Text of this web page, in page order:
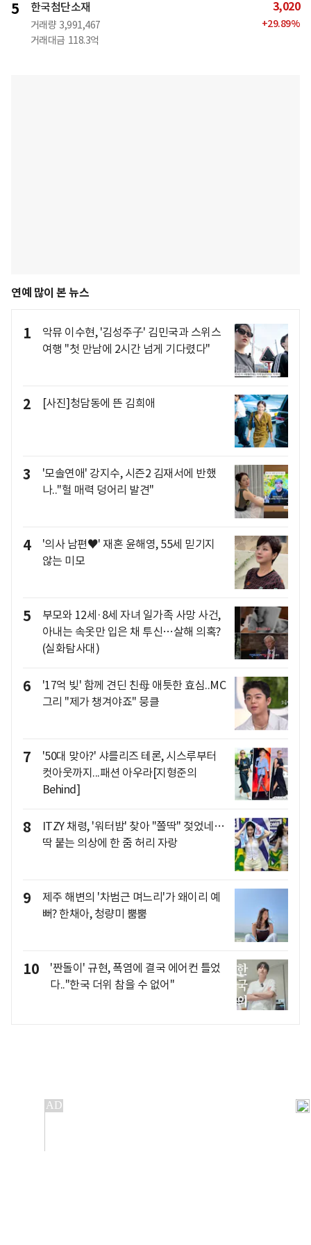
5 한국첨단소재
거래량 3,991,467
거래대금 118.3억
3,020
+29.89%
연예 많이 본 뉴스
1
악뮤 이수현, '김성주子' 김민국과 스위스
여행 "첫 만남에 2시간 넘게 기다렸다"
2 [사진]청담동에 뜬 김희애
3
'모솔연애' 강지수, 시즌2 김재서에 반했
나.."헐 매력 덩어리 발견"
4
'의사 남편♥' 재혼 윤해영, 55세 믿기지
않는 미모
5
부모와 12세·8세 자녀 일가족 사망 사건,
아내는 속옷만 입은 채 투신…살해 의혹?
(실화탐사대)
6
'17억 빚' 함께 견딘 친母 애틋한 효심..MC
그리 "제가 챙겨야죠" 뭉클
7
'50대 맞아?' 샤를리즈 테론, 시스루부터
컷아웃까지...패션 아우라[지형준의
Behind]
8
ITZY 채령, '워터밤' 찾아 "쫄딱" 젖었네…
딱 붙는 의상에 한 줌 허리 자랑
9
제주 해변의 '차범근 며느리'가 왜이리 예
뻐? 한채아, 청량미 뿜뿜
10
'짠돌이' 규현, 폭염에 결국 에어컨 틀었
다.."한국 더위 참을 수 없어"